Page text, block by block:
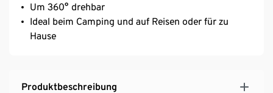
Um 360° drehbar
Ideal beim Camping und auf Reisen oder für zu
Hause
Produktbeschreibung